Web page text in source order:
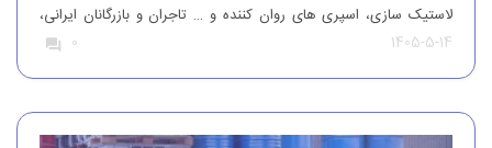
لاستیک سازی، اسپری های روان کننده و … تاجران و بازرگانان ایرانی،
این محصول را از کشورهای همچون آلمان، ایتالیا، ترکیه و چین وارد
کشور می کنند تا بدین طریق نیاز […]
1405-5-14
0